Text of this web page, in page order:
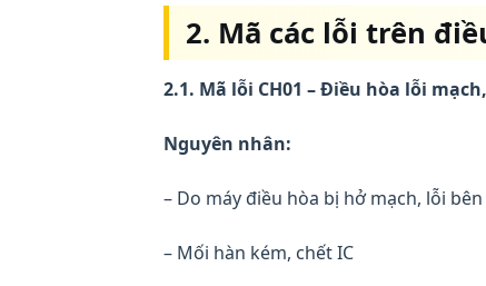
2. Mã các lỗi trên
2.1. Mã lỗi CH01 – Điều hòa lỗi
Nguyên nhân:
– Do máy điều hòa bị hở mạch, lỗi
– Mối hàn kém, chết IC